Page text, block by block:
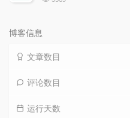
博客信息
文章数目
评论数目
运行天数